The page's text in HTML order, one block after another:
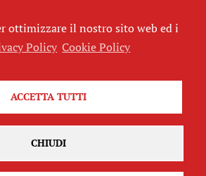
ottimizzare il nostro sito web ed i
Policy Cookie Policy
ACCETTA TUTTI
CHIUDI